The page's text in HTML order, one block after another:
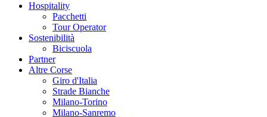
Hospitality
Pacchetti
Tour Operator
Sostenibilità
Biciscuola
Partner
Altre Corse
Giro d'Italia
Strade Bianche
Milano-Torino
Milano-Sanremo